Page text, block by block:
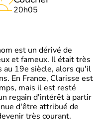
20h05
est un dérivé de
et fameux. Il était très
au 19e siècle, alors qu'il
En France, Clarisse est
mais il est resté
regain d'intérêt à partir
d'être attribué de
très courant.